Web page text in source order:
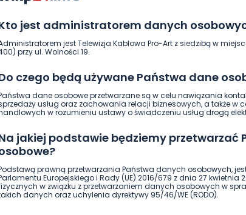
jest administratorem danych
jest Telewizja Kablowa Pro-Art z siedzibą w
przy ul. Wolności 19.
czego będą używane Państwa dane
dane osobowe przetwarzane są w celu nawiązania
usług oraz zachowania relacji biznesowych, a także w
w rozumieniu ustawy o świadczeniu usług drogą
jakiej podstawie będziemy przetwarzać
prawną przetwarzania Państwa danych osobowych,
Europejskiego i Rady (UE) 2016/679 z dnia 27 kwietnia
w związku z przetwarzaniem danych osobowych w
danych oraz uchylenia dyrektywy 95/46/WE (RODO).
jako pierwszy!